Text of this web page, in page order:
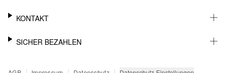
BARRIEREFREIHEIT
WHATSAPP
MEIN KONTO
KONTAKT
SUPPORT
SICHER BEZAHLEN